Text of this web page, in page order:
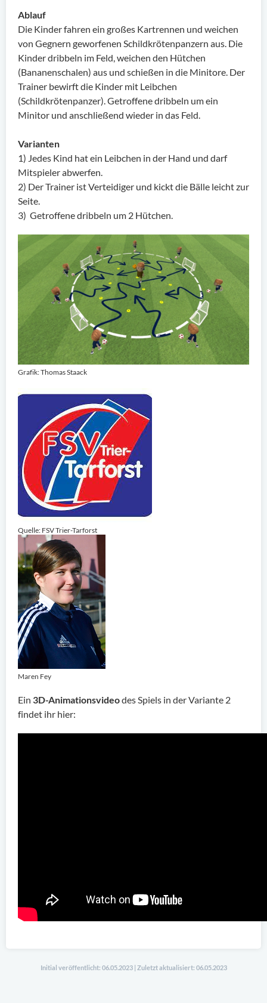
Ablauf
Die Kinder fahren ein großes Kartrennen und weichen
von Gegnern geworfenen Schildkrötenpanzern aus. Die
Kinder dribbeln im Feld, weichen den Hütchen
(Bananenschalen) aus und schießen in die Minitore. Der
Trainer bewirft die Kinder mit Leibchen
(Schildkrötenpanzer). Getroffene dribbeln um ein
Minitor und anschließend wieder in das Feld.
Varianten
1) Jedes Kind hat ein Leibchen in der Hand und darf
Mitspieler abwerfen.
2) Der Trainer ist Verteidiger und kickt die Bälle leicht zur
Seite.
3) Getroffene dribbeln um 2 Hütchen.
Grafik: Thomas Staack
Quelle: FSV Trier-Tarforst
Maren Fey
Ein 3D-Animationsvideodes Spiels in der Variante 2
findet ihr hier:
Initial veröffentlicht: 06.05.2023 | Zuletzt aktualisiert: 06.05.2023